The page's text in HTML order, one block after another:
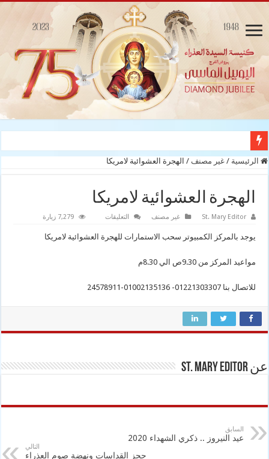
الرئيسية / غير مصنف / الهجرة العشوائية لامريكا
الهجرة العشوائية لامريكا
St. Mary Editor غير مصنف التعليقات
لامريكا
7,279 زيارة
يوجد بالمركز الكمبيوتر سحب الاستمارات للهجرة العشوائية لامريكا
مواعيد المركز من 9.30ص الي 8.30م
للاتصال بنا 01221303307- 01002135136-24578911
عن St. Mary Editor
السابق
عيد النيروز .. ذكري الشهداء 2020
التالي
حجز القداسات ونهضة صوم العذراء